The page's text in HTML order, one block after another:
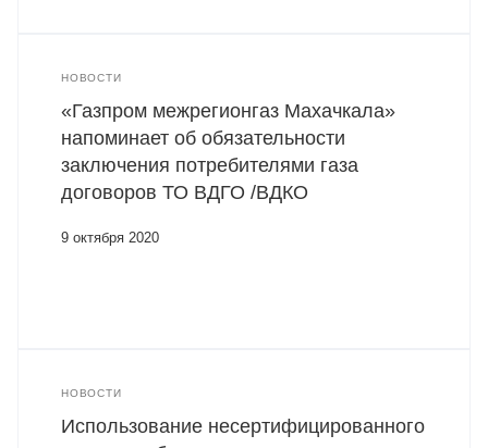
НОВОСТИ
«Газпром межрегионгаз Махачкала»
напоминает об обязательности
заключения потребителями газа
договоров ТО ВДГО /ВДКО
9 октября 2020
НОВОСТИ
Использование несертифицированного